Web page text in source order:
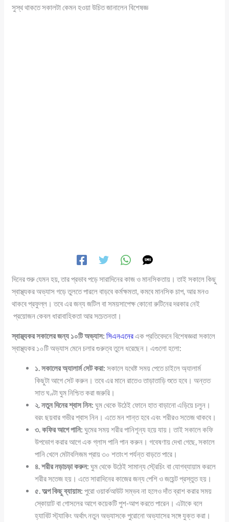
সুস্থ থাকতে সকালটা কেমন হওয়া উচিত জানালেন বিশেষজ্ঞ
দিনের শুরু যেমন হয়, তার প্রভাব পড়ে সারাদিনের কাজ ও মানসিকতায়। তাই সকালে কিছু
স্বাস্থ্যকর অভ্যাস গড়ে তুলতে পারলে বাড়বে কর্মক্ষমতা, কমবে মানসিক চাপ, আর মনও
থাকবে প্রফুল্ল। তবে এর জন্য জটিল বা সময়সাপেক্ষ কোনো রুটিনের দরকার নেই
প্রয়োজন কেবল ধারাবাহিকতা আর সচেতনতা।
স্বাস্থ্যকর সকালের জন্য ১০টি অভ্যাস: সিএনএনেরএক প্রতিবেদনে বিশেষজ্ঞরা সকালে
স্বাস্থ্যকর ১০টি অভ্যাস মেনে চলার গুরুত্ব তুলে ধরেছেন। এগুলো হলো:
১. সকালের অ্যালার্ম সেট করা: সকালে যথেষ্ট সময় পেতে চাইলে অ্যালার্ম
কিছুটা আগে সেট করুন। তবে এর মানে রাতেও তাড়াতাড়ি শুতে হবে। অন্তত
সাত ঘণ্টা ঘুম নিশ্চিত করা জরুরি।
২. নতুন দিনের শ্বাস নিন:ঘুম থেকে উঠেই ফোনে হাত বাড়ানো এড়িয়ে চলুন।
বরং ছয়বার গভীর শ্বাস নিন। এতে মন শান্ত হবে এবং শরীরও সতেজ থাকবে।
৩. কফির আগে পানি:ঘুমের সময় শরীর পানিশূন্য হয়ে যায়। তাই সকালে কফি
উপভোগ করার আগে এক গ্লাস পানি পান করুন। গবেষণায় দেখা গেছে, সকালে
পানি খেলে মেটাবলিজম প্রায় ৩০ শতাংশ পর্যন্ত বাড়তে পারে।
৪. শরীর নড়াচড়া করুন: ঘুম থেকে উঠেই সামান্য স্ট্রেচিং বা যোগব্যায়াম করলে
শরীর সতেজ হয়। এতে সারাদিনের কাজের জন্য পেশি ও জয়েন্ট প্রস্তুত হয়।
৫. অল্প কিছু ব্যায়াম:পুরো ওয়ার্কআউট সম্ভব না হলেও দাঁত ব্রাশ করার সময়
স্কোয়াট বা গোসলের আগে কয়েকটি পুশ-আপ করতে পারেন। এটাকে বলে
হ্যাবিট স্ট্যাকিং অর্থাৎ নতুন অভ্যাসকে পুরোনো অভ্যাসের সঙ্গে যুক্ত করা।